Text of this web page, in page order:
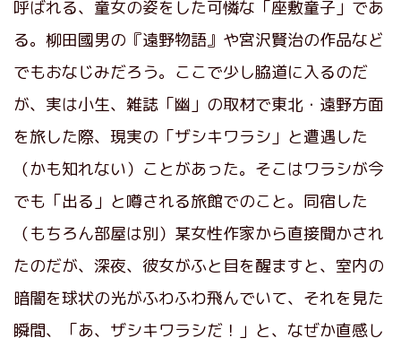
呼ばれる、童女の姿をした可憐な「座敷童子」であ
る。柳田國男の『遠野物語』や宮沢賢治の作品など
でもおなじみだろう。ここで少し脇道に入るのだ
が、実は小生、雑誌「幽」の取材で東北・遠野方面
を旅した際、現実の「ザシキワラシ」と遭遇した
（かも知れない）ことがあった。そこはワラシが今
でも「出る」と噂される旅館でのこと。同宿した
（もちろん部屋は別）某女性作家から直接聞かされ
たのだが、深夜、彼女がふと目を醒ますと、室内の
暗闇を球状の光がふわふわ飛んでいて、それを見た
瞬間、「あ、ザシキワラシだ！」と、なぜか直感し